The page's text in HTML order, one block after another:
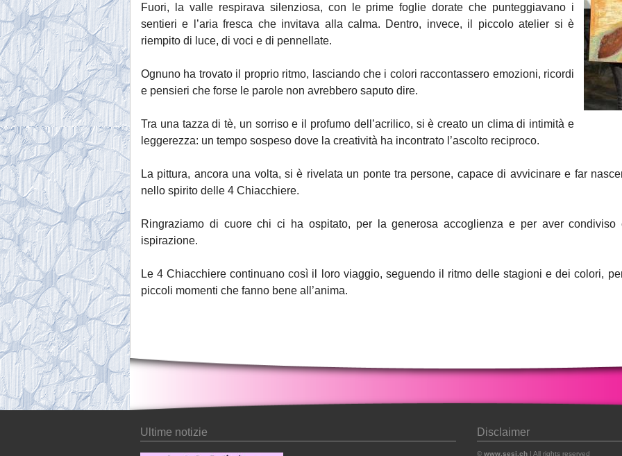
Fuori, la valle respirava silenziosa, con le prime foglie dorate che punteggiavano i
sentieri e l’aria fresca che invitava alla calma. Dentro, invece, il piccolo atelier si è
riempito di luce, di voci e di pennellate.
Ognuno ha trovato il proprio ritmo, lasciando che i colori raccontassero emozioni, ricordi
e pensieri che forse le parole non avrebbero saputo dire.
Tra una tazza di tè, un sorriso e il profumo dell’acrilico, si è creato un clima di intimità e
leggerezza: un tempo sospeso dove la creatività ha incontrato l’ascolto reciproco.
La pittura, ancora una volta, si è rivelata un ponte tra persone, capace di avvicinare e far
nello spirito delle 4 Chiacchiere.
Ringraziamo di cuore chi ci ha ospitato, per la generosa accoglienza e per aver
ispirazione.
Le 4 Chiacchiere continuano così il loro viaggio, seguendo il ritmo delle stagioni e dei colori,
piccoli momenti che fanno bene all’anima.
Ultime notizie Disclaimer
© www.sesi.ch | All rights reserved